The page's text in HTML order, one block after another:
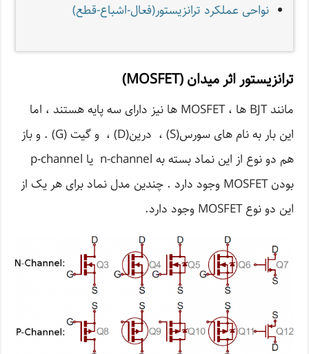
نواحی عملکرد ترانزیستور(فعال-اشباع-قطع)
ترانزیستور اثر میدان (MOSFET)
مانند BJT ها ، MOSFET ها نیز دارای سه پایه هستند ، اما
این بار به نام های سورس(S) ، درین(D) ، و گیت (G) . و باز
هم دو نوع از این نماد بسته به n-channel یا p-channel
بودن MOSFET وجود دارد . چندین مدل نماد برای هر یک از
این دو نوع MOSFET وجود دارد.